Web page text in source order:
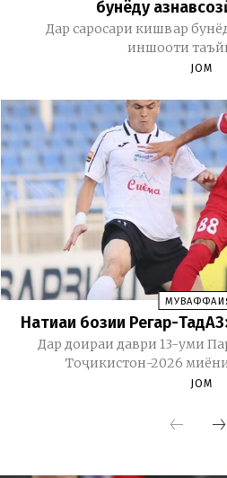
бунёду
Дар саросари кишвар
иншооти
JOM
Натиҷаи бозии Регар-
Дар доираи даври 13-уми
Тоҷикистон-2026 миёни
JOM